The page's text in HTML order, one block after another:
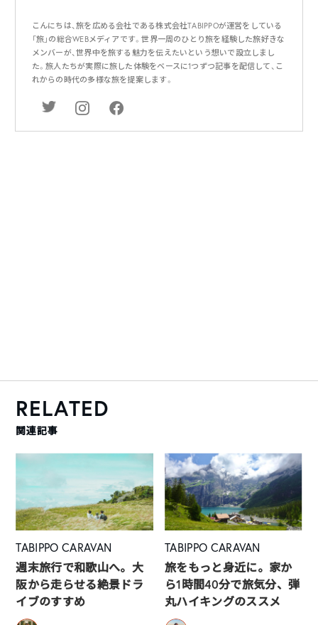
こんにちは、旅を広める会社である株式会社TABIPPOが運営をしている
「旅」の総合WEBメディアです。世界一周のひとり旅を経験した旅好きな
メンバーが、世界中を旅する魅力を伝えたいという想いで設立しまし
た。旅人たちが実際に旅した体験をベースに1つずつ記事を配信して、こ
れからの時代の多様な旅を提案します。
RELATED
関連記事
TABIPPO CARAVAN
週末旅行で和歌山へ。大
阪から走らせる絶景ドラ
イブのすすめ
TABIPPO CARAVAN
旅をもっと身近に。家か
ら1時間40分で旅気分、弾
丸ハイキングのススメ